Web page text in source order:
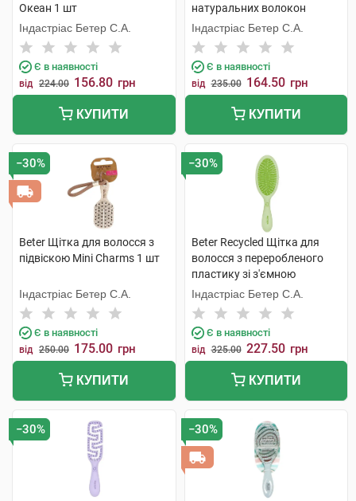
Океан 1 шт
Індастріас Бетер С.А.
Є в наявності
від 224.00 156.80 грн
КУПИТИ
натуральних волокон
пшениці Міні 1 шт
Індастріас Бетер С.А.
Є в наявності
від 235.00 164.50 грн
КУПИТИ
−30%
Beter Щітка для волосся з
підвіскою Mini Сharms 1 шт
Індастріас Бетер С.А.
Є в наявності
від 250.00 175.00 грн
КУПИТИ
−30%
Beter Recycled Щітка для
волосся з переробленого
пластику зі з'ємною
подушечкою 17,4 см 1 шт
Індастріас Бетер С.А.
Є в наявності
від 325.00 227.50 грн
КУПИТИ
−30% −30%